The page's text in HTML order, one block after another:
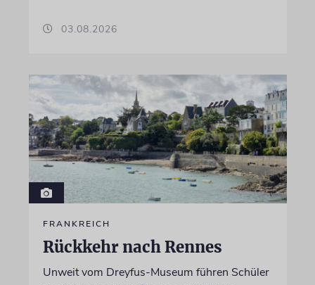
03.08.2026
FRANKREICH
Rückkehr nach Rennes
Unweit vom Dreyfus-Museum führen Schüler